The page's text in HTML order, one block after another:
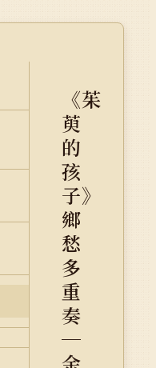
《茱
萸
的
孩
子》
鄉
愁
多
重
奏
─